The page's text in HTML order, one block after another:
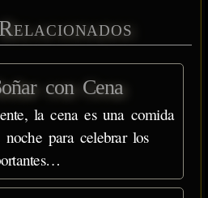
con Cena
la cena es una comida
para celebrar los